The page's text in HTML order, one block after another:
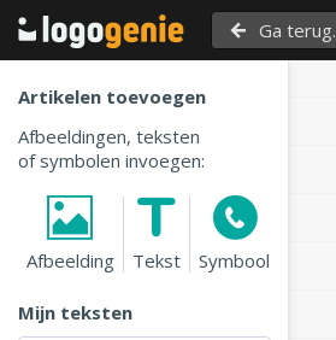
Ga terug.
Artikelen toevoegen
Afbeeldingen, teksten
of symbolen invoegen:
Afbeelding Tekst Symbool
Mijn teksten